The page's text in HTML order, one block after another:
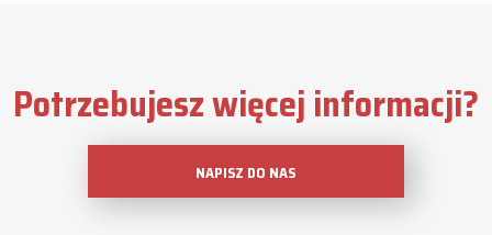
Potrzebujesz więcej informacji?
NAPISZ DO NAS